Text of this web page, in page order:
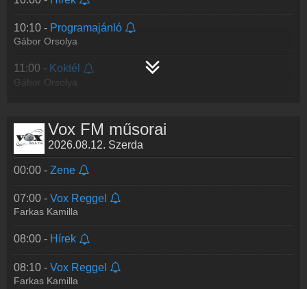
10:10 - Programajánló
Gábor Orsolya
11:00 - Koktél
Gábor Orsolya
13:10 - Desszert
Faluvégi Bartha Noémi
15:00 - Zene
Vox FM műsorai
2026.08.12. Szerda
00:00 - Zene
07:00 - Vox Reggel
Farkas Kamilla
08:00 - Hírek
08:10 - Vox Reggel
Farkas Kamilla